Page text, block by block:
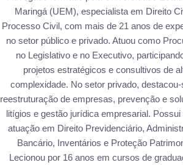
Maringá (UEM), especialista em Direito
Processo Civil, com mais de 21 anos de
no setor público e privado. Atuou como
no Legislativo e no Executivo,
projetos estratégicos e consultivos de
complexidade. No setor privado, destacou-
reestruturação de empresas, prevenção e
litígios e gestão jurídica empresarial. Possui
atuação em Direito Previdenciário,
Bancário, Inventários e Proteção
Lecionou por 16 anos em cursos de